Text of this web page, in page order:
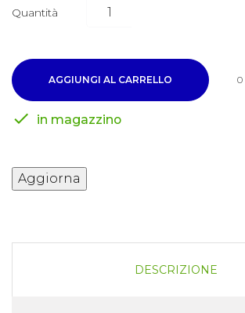
Quantità
AGGIUNGI AL CARRELLO 0
 in magazzino
DESCRIZIONE